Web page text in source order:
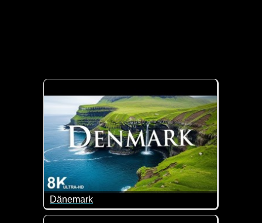
Dänemark
Dänemark ist ein skandinavisches Land, das die